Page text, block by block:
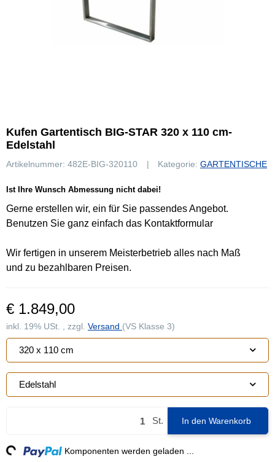
Kufen Gartentisch BIG-STAR 320 x 110 cm-
Edelstahl
Artikelnummer: 482E-BIG-320110 Kategorie: GARTENTISCHE
Ist Ihre Wunsch Abmessung nicht dabei!
Gerne erstellen wir, ein für Sie passendes Angebot.
Benutzen Sie ganz einfach das Kontaktformular
Wir fertigen in unserem Meisterbetrieb alles nach Maß
und zu bezahlbaren Preisen.
€ 1.849,00
inkl. 19% USt. , zzgl. Versand (VS Klasse 3)
320 x 110 cm
Edelstahl
St. In den Warenkorb
Komponenten werden geladen ...